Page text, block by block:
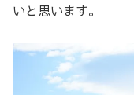
いと思います。